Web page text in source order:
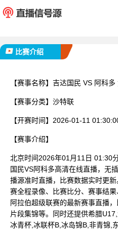
比赛介绍
【赛事名称】 吉达国民 VS 阿科
【赛事分类】 沙特联
【开赛时间】 2026-01-11
【赛事介绍】
北京时间2026年01月11日 01:30
国民VS阿科多高清在线直播，无
播源准时直播，比赛数据实时更
赛全程录像、比赛比分、赛事结
阿拉伯超级联赛的最新赛事直播
片段集锦等。同时还提供希腊
冰青杯,冰联杯B,冰岛锦B,非青锦,